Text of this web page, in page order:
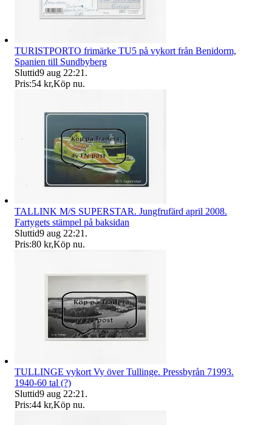
TURISTPORTO frimärke TU5 på vykort från Benidorm,
Spanien till Sundbyberg
Sluttid9 aug 22:21 .
Pris:54 kr,Köp nu.
TALLINK M/S SUPERSTAR. Jungfrufärd april 2008.
Fartygets stämpel på baksidan
Sluttid9 aug 22:21 .
Pris:80 kr,Köp nu.
TULLINGE vykort Vy över Tullinge. Pressbyrån 71993.
1940-60 tal (?)
Sluttid9 aug 22:21 .
Pris:44 kr,Köp nu.